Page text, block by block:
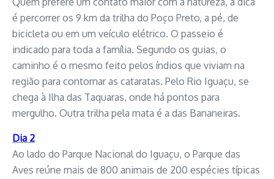
é percorrer os 9 km da trilha do Poço Preto, a pé, de
bicicleta ou em um veículo elétrico. O passeio é
indicado para toda a família. Segundo os guias, o
caminho é o mesmo feito pelos índios que viviam na
região para contornar as cataratas. Pelo Rio Iguaçu, se
chega à Ilha das Taquaras, onde há pontos para
mergulho. Outra trilha pela mata é a das Bananeiras.
Dia 2
Ao lado do Parque Nacional do Iguaçu, o Parque das
Aves reúne mais de 800 animais de 200 espécies típicas